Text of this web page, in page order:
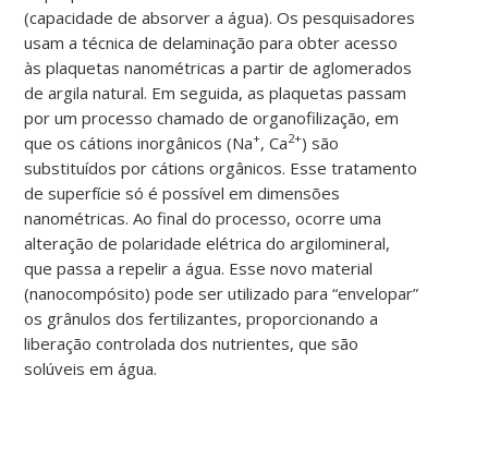
(capacidade de absorver a água). Os pesquisadores
usam a técnica de delaminação para obter acesso
às plaquetas nanométricas a partir de aglomerados
de argila natural. Em seguida, as plaquetas passam
por um processo chamado de organofilização, em
que os cátions inorgânicos (Na+, Ca2+) são
substituídos por cátions orgânicos. Esse tratamento
de superfície só é possível em dimensões
nanométricas. Ao final do processo, ocorre uma
alteração de polaridade elétrica do argilomineral,
que passa a repelir a água. Esse novo material
(nanocompósito) pode ser utilizado para “envelopar”
os grânulos dos fertilizantes, proporcionando a
liberação controlada dos nutrientes, que são
solúveis em água.